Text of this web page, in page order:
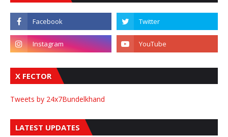
X FECTOR
Tweets by 24x7Bundelkhand
LATEST UPDATES